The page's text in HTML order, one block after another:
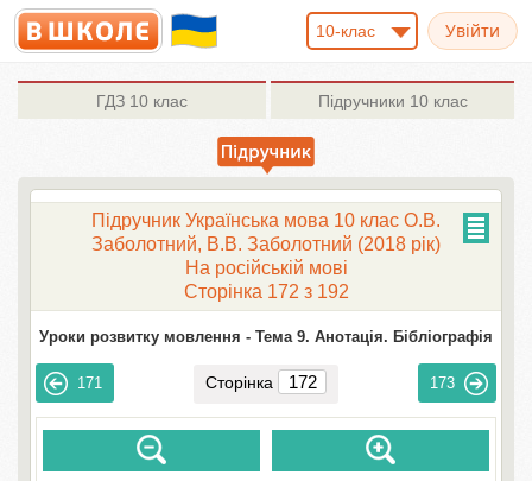
10-клас
ГДЗ 10 клас Підручники 10 клас
Підручник Українська мова 10 клас О.В.
Заболотний, В.В. Заболотний (2018 рік)
На російській мові
Сторінка 172 з 192
Уроки розвитку мовлення - Тема 9. Анотація. Бібліографія
171 Сторінка 173